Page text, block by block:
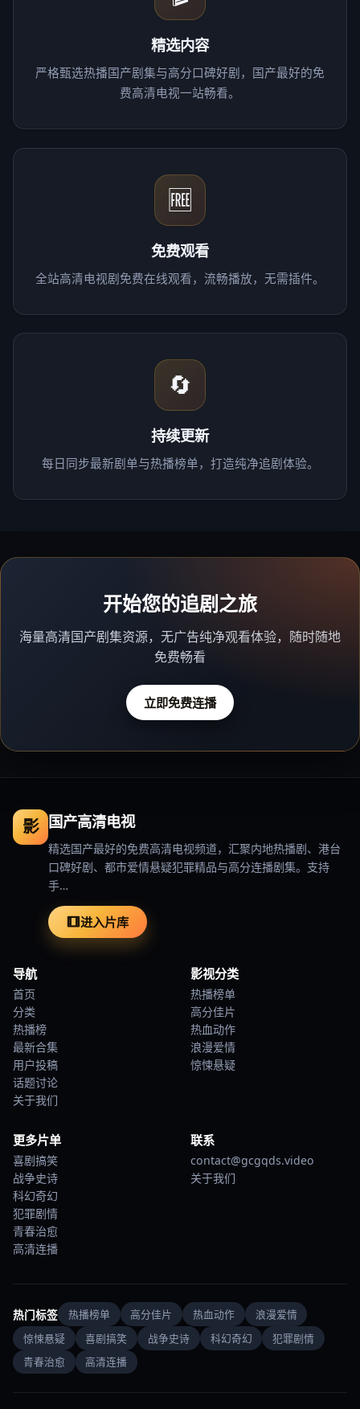
精选内容
严格甄选热播国产剧集与高分口碑好剧，国产最好的免
费高清电视一站畅看。
🆓
免费观看
全站高清电视剧免费在线观看，流畅播放，无需插件。
🔄
持续更新
每日同步最新剧单与热播榜单，打造纯净追剧体验。
开始您的追剧之旅
海量高清国产剧集资源，无广告纯净观看体验，随时随地
免费畅看
立即免费连播
影 国产高清电视
精选国产最好的免费高清电视频道，汇聚内地热播剧、港台
口碑好剧、都市爱情悬疑犯罪精品与高分连播剧集。支持
手…
进入片库
导航
首页
分类
热播榜
最新合集
用户投稿
话题讨论
关于我们
影视分类
热播榜单
高分佳片
热血动作
浪漫爱情
惊悚悬疑
更多片单
喜剧搞笑
战争史诗
科幻奇幻
犯罪剧情
青春治愈
高清连播
联系
contact@gcgqds.video
关于我们
热门标签 热播榜单 高分佳片 热血动作
浪漫爱情
惊悚悬疑
喜剧搞笑 战争史诗 科幻奇幻
犯罪剧情
青春治愈
高清连播